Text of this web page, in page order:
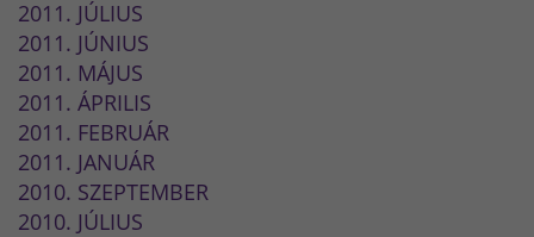
2011. JÚLIUS
2011. JÚNIUS
2011. MÁJUS
2011. ÁPRILIS
2011. FEBRUÁR
2011. JANUÁR
2010. SZEPTEMBER
2010. JÚLIUS